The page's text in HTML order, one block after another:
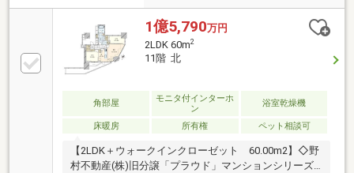
1億5,790万円
2LDK 60m2
11階 北
角部屋
モニタ付インターホ
ン
浴室乾燥機
床暖房 所有権 ペット相談可
【2LDK＋ウォークインクローゼット 60.00m2】◇野
村不動産(株)旧分譲「プラウド」マンションシリーズ